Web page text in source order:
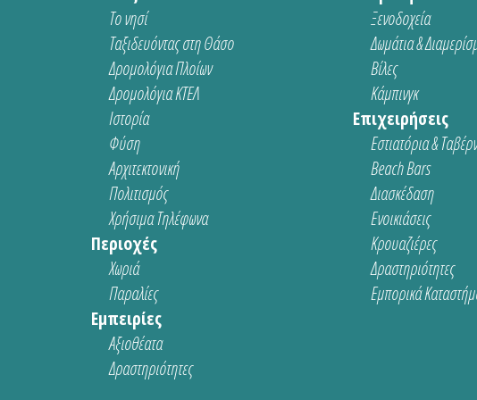
Το νησί
Ταξιδευόντας στη Θάσο
Δρομολόγια Πλοίων
Δρομολόγια ΚΤΕΛ
Ιστορία
Φύση
Αρχιτεκτονική
Πολιτισμός
Χρήσιμα Τηλέφωνα
Περιοχές
Χωριά
Παραλίες
Εμπειρίες
Αξιοθέατα
Δραστηριότητες
Ξενοδοχεία
Δωμάτια &
Βίλες
Κάμπινγκ
Επιχειρήσεις
Εστιατόρια &
Beach Bars
Διασκέδαση
Ενοικιάσεις
Κρουαζιέρες
Δραστηριότητες
Εμπορικά